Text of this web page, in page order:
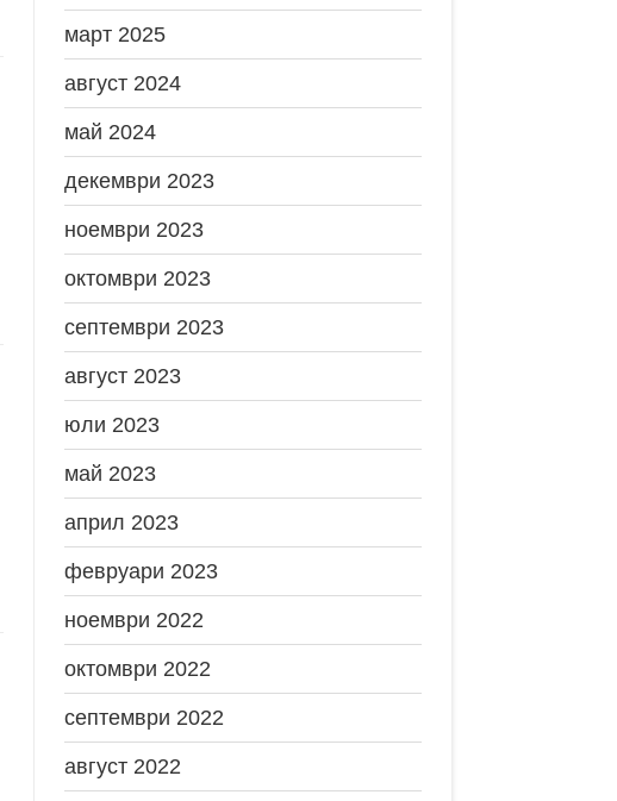
март 2025
август 2024
май 2024
декември 2023
ноември 2023
октомври 2023
септември 2023
август 2023
юли 2023
май 2023
април 2023
февруари 2023
ноември 2022
октомври 2022
септември 2022
август 2022